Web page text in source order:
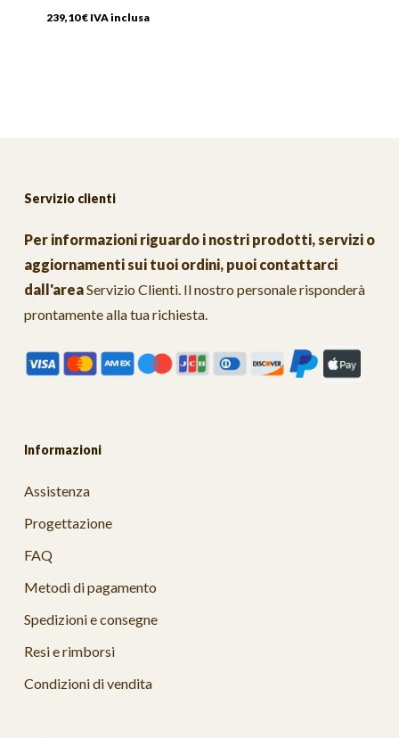
239,10€ IVA inclusa
Servizio clienti
Per informazioni riguardo i nostri prodotti, servizi o
aggiornamenti sui tuoi ordini, puoi contattarci
dall'areaServizio Clienti. Il nostro personale risponderà
prontamente alla tua richiesta.
Informazioni
Assistenza
Progettazione
FAQ
Metodi di pagamento
Spedizioni e consegne
Resi e rimborsi
Condizioni di vendita